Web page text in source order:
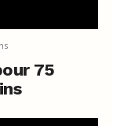
75